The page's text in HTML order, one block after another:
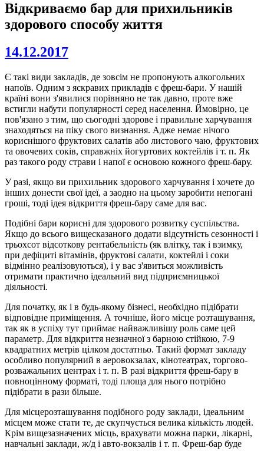
Відкриваємо бар для прихильників
здорового способу життя
14.12.2017
Є такі види закладів, де зовсім не пропонують алкогольних
напоїв. Одним з яскравих прикладів є фреш-бари. У нашій
країні вони з'явилися порівняно не так давно, проте вже
встигли набути популярності серед населення. Ймовірно, це
пов'язано з тим, що сьогодні здорове і правильне харчування
знаходяться на піку свого визнання. Адже немає нічого
кориснішого фруктових салатів або листового чаю, фруктових
та овочевих соків, справжніх йогуртових коктейлів і т. п. Як
раз такого роду страви і напої є основою кожного фреш-бару.
У разі, якщо ви прихильник здорового харчування і хочете до
інших донести свої ідеї, а заодно на цьому заробити непогані
гроші, тоді ідея відкриття фреш-бару саме для вас.
Подібні бари корисні для здорового розвитку суспільства.
Якщо до всього вищесказаного додати відсутність сезонності і
трьохсот відсоткову рентабельність (як влітку, так і взимку,
при дефіциті вітамінів, фруктові салати, коктейлі і соки
відмінно реалізовуються), і у вас з'явиться можливість
отримати практично ідеальний вид підприємницької
діяльності.
Для початку, як і в будь-якому бізнесі, необхідно підібрати
відповідне приміщення. А точніше, його місце розташування,
так як в успіху тут приймає найважливішу роль саме цей
параметр. Для відкриття незначної з барною стійкою, 7-9
квадратних метрів цілком достатньо. Такий формат закладу
особливо популярний в аеровокзалах, кінотеатрах, торгово-
розважальних центрах і т. п. В разі відкриття фреш-бару в
повноцінному форматі, тоді площа для нього потрібно
підібрати в рази більше.
Для місцерозташування подібного роду заклади, ідеальним
місцем може стати те, де скупчується велика кількість людей.
Крім вищезазначених місць, врахувати можна парки, лікарні,
навчальні заклади, ж/д і авто-вокзалів і т. п. Фреш-бар буде